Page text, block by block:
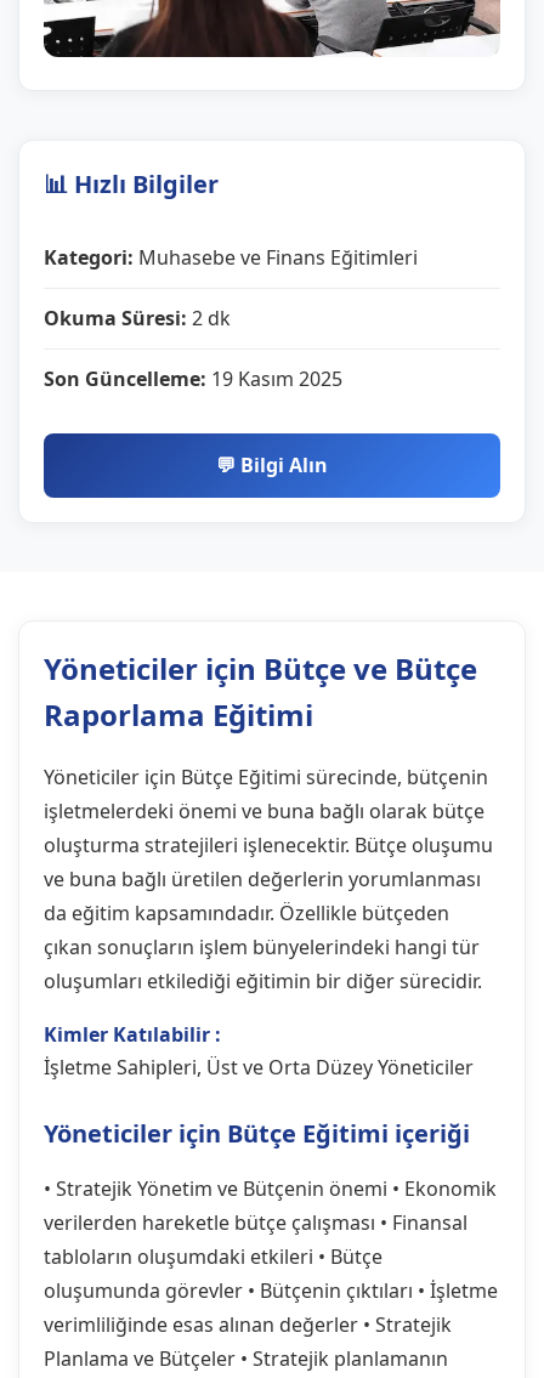
📊 Hızlı Bilgiler
Kategori: Muhasebe ve Finans Eğitimleri
Okuma Süresi: 2 dk
Son Güncelleme: 19 Kasım 2025
💬 Bilgi Alın
Yöneticiler için Bütçe ve Bütçe
Raporlama Eğitimi
Yöneticiler için Bütçe Eğitimi sürecinde, bütçenin
işletmelerdeki önemi ve buna bağlı olarak bütçe
oluşturma stratejileri işlenecektir. Bütçe oluşumu
ve buna bağlı üretilen değerlerin yorumlanması
da eğitim kapsamındadır. Özellikle bütçeden
çıkan sonuçların işlem bünyelerindeki hangi tür
oluşumları etkilediği eğitimin bir diğer sürecidir.
Kimler Katılabilir :
İşletme Sahipleri, Üst ve Orta Düzey Yöneticiler
Yöneticiler için Bütçe Eğitimi içeriği
• Stratejik Yönetim ve Bütçenin önemi • Ekonomik
verilerden hareketle bütçe çalışması • Finansal
tabloların oluşumdaki etkileri • Bütçe
oluşumunda görevler • Bütçenin çıktıları • İşletme
verimliliğinde esas alınan değerler • Stratejik
Planlama ve Bütçeler • Stratejik planlamanın